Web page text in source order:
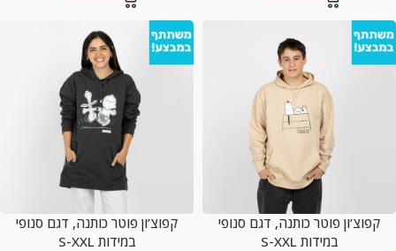
קפוצ’ון פוטר כותנה, דגם סנופי
במידות S-XXL
קפוצ’ון פוטר כותנה, דגם סנופי
במידות S-XXL